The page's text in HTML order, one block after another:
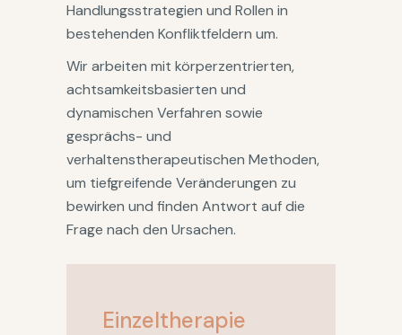
Handlungsstrategien und Rollen in
bestehenden Konfliktfeldern um.
Wir arbeiten mit körperzentrierten,
achtsamkeitsbasierten und
dynamischen Verfahren sowie
gesprächs- und
verhaltenstherapeutischen Methoden,
um tiefgreifende Veränderungen zu
bewirken und finden Antwort auf die
Frage nach den Ursachen.
Einzeltherapie